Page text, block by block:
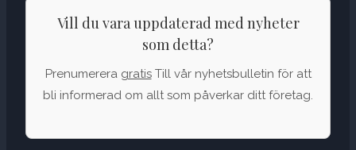
Vill du vara uppdaterad med nyheter
som detta?
Prenumerera gratisTill vår nyhetsbulletin för att
bli informerad om allt som påverkar ditt företag.